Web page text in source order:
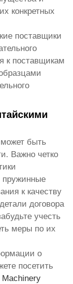
конкретных
поставщики
к поставщикам
быть
Важно четко
пружинные
к качеству
договора
учесть
меры по их
о
посетить
Machinery